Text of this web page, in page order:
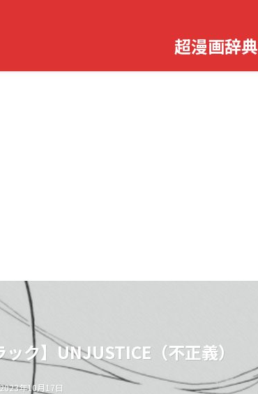
超漫画辞典
ク】UNJUSTICE（不正義）
年10月17日